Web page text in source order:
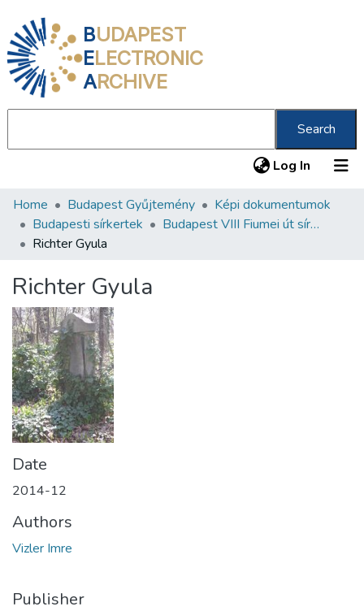
BUDAPEST
ELECTRONIC
ARCHIVE
Search
Log In (current)
Communities & Collections
All of DSpace
About us
Home Budapest Gyűjtemény
Képi dokumentumok
Budapesti sírkertek
Budapest VIII Fiumei út sírkert 3. rész
Richter Gyula
Richter Gyula
Date
2014-12
Authors
Vizler Imre
Publisher